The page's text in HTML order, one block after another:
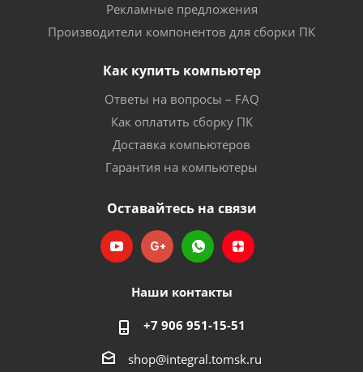
Рекламные предложения
Производители компонентов для сборки ПК
Как купить компьютер
Ответы на вопросы – FAQ
Как оплатить сборку ПК
Доставка компьютеров
Гарантия на компьютеры
Оставайтесь на связи
Наши контакты
+7 906 951-15-51
shop@integral.tomsk.ru